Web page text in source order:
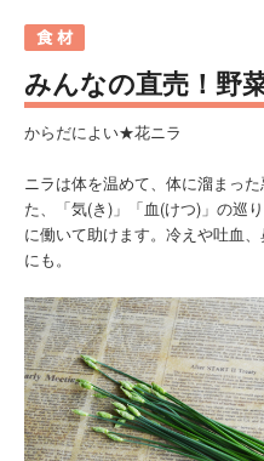
みんなの直売！野
からだによい★花ニラ
ニラは体を温めて、体に溜まっ
た、「気(き)」「血(けつ)」の巡
に働いて助けます。冷えや吐血
にも。